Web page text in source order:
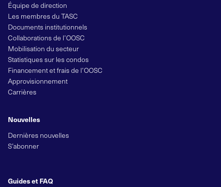
Équipe de direction
Les membres du TASC
Documents institutionnels
Collaborations de l’OOSC
Mobilisation du secteur
Statistiques sur les condos
Financement et frais de l’OOSC
Approvisionnement
Carrières
Nouvelles
Dernières nouvelles
S’abonner
Guides et FAQ